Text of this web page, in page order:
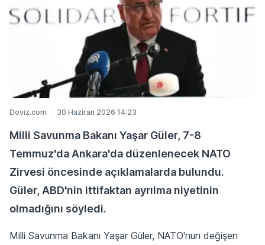
Doviz.com 30 Haziran 2026 14:23
Milli Savunma Bakanı Yaşar Güler, 7-8
Temmuz'da Ankara'da düzenlenecek NATO
Zirvesi öncesinde açıklamalarda bulundu.
Güler, ABD'nin ittifaktan ayrılma niyetinin
olmadığını söyledi.
Milli Savunma Bakanı Yaşar Güler, ​NATO'nun değişen